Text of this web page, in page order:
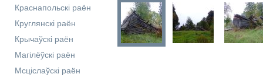
Краснапольскі раён
Круглянскі раён
Крычаўскі раён
Магілёўскі раён
Мсціслаўскі раён